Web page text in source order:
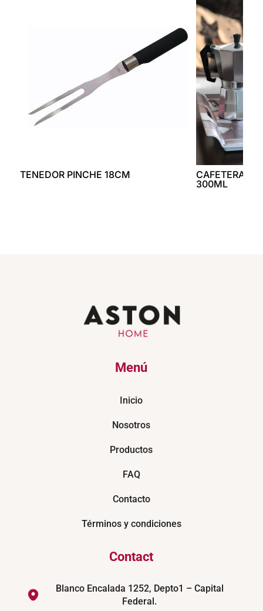
TENEDOR PINCHE 18CM
CAFETERA
300ML
Menú
Inicio
Nosotros
Productos
FAQ
Contacto
Términos y condiciones
Contact
Blanco Encalada 1252, Depto1 – Capital
Federal.